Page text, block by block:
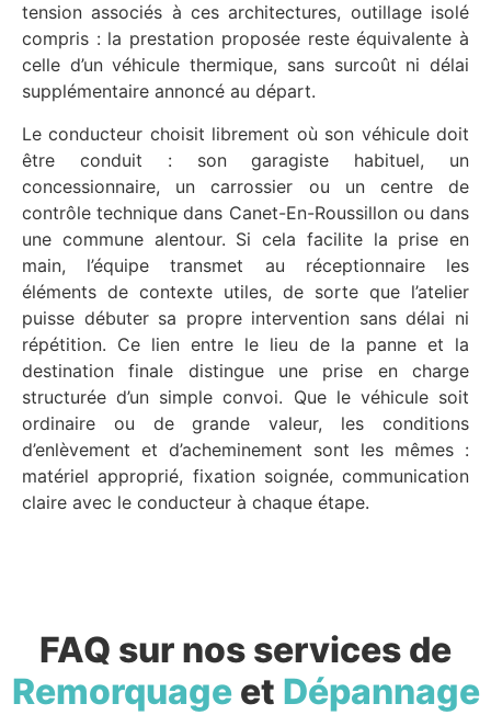
tension associés à ces architectures, outillage isolé
compris : la prestation proposée reste équivalente à
celle d’un véhicule thermique, sans surcoût ni délai
supplémentaire annoncé au départ.
Le conducteur choisit librement où son véhicule doit
être conduit : son garagiste habituel, un
concessionnaire, un carrossier ou un centre de
contrôle technique dans Canet-En-Roussillon ou dans
une commune alentour. Si cela facilite la prise en
main, l’équipe transmet au réceptionnaire les
éléments de contexte utiles, de sorte que l’atelier
puisse débuter sa propre intervention sans délai ni
répétition. Ce lien entre le lieu de la panne et la
destination finale distingue une prise en charge
structurée d’un simple convoi. Que le véhicule soit
ordinaire ou de grande valeur, les conditions
d’enlèvement et d’acheminement sont les mêmes :
matériel approprié, fixation soignée, communication
claire avec le conducteur à chaque étape.
FAQ sur nos services de
Remorquageet Dépannage